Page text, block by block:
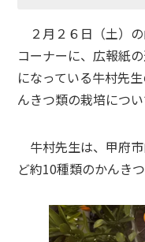
２月２６日（土）
コーナーに、広報紙
になっている牛村先
んきつ類の栽培につい
牛村先生は、甲府
ど約10種類のかんき